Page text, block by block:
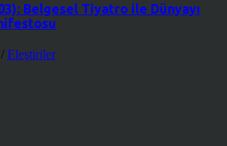
Belgesel Tiyatro ile Dünyayı
/ Eleştiriler